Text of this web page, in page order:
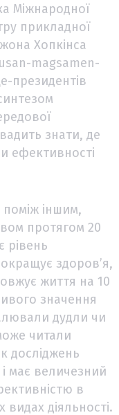
Міжнародної
прикладної
Хопкінса
magsamen-
президентів
знати, де
ефективності
іншим,
протягом 20
рівень
здоров’я,
життя на 10
значення
дудли чи
читали
досліджень
має величезний
в
видах діяльності.